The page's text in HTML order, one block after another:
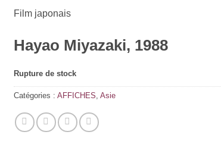
Film japonais
Hayao Miyazaki, 1988
Rupture de stock
Catégories : AFFICHES, Asie